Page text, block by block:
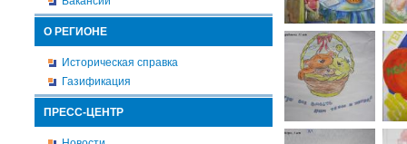
О РЕГИОНЕ
Историческая справка
Газификация
ПРЕСС-ЦЕНТР